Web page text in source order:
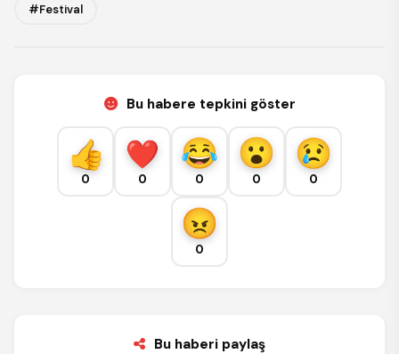
#Festival
Bu habere tepkini göster
0 0 0 0 0
0
Bu haberi paylaş